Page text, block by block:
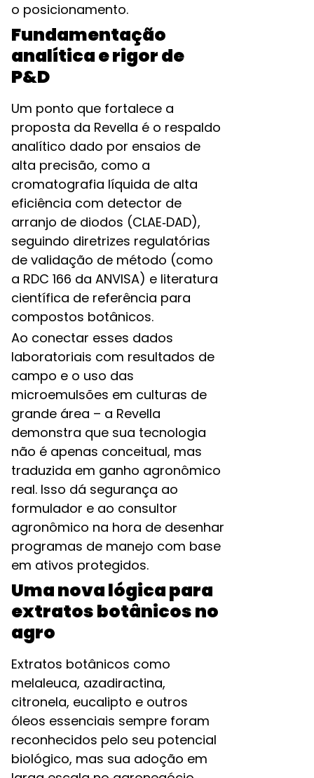
o posicionamento.
Fundamentação
analítica e rigor de
P&D
Um ponto que fortalece a
proposta da Revella é o respaldo
analítico dado por ensaios de
alta precisão, como a
cromatografia líquida de alta
eficiência com detector de
arranjo de diodos (CLAE‑DAD),
seguindo diretrizes regulatórias
de validação de método (como
a RDC 166 da ANVISA) e literatura
científica de referência para
compostos botânicos.
Ao conectar esses dados
laboratoriais com resultados de
campo e o uso das
microemulsões em culturas de
grande área – a Revella
demonstra que sua tecnologia
não é apenas conceitual, mas
traduzida em ganho agronômico
real. Isso dá segurança ao
formulador e ao consultor
agronômico na hora de desenhar
programas de manejo com base
em ativos protegidos.​
Uma nova lógica para
extratos botânicos no
agro
Extratos botânicos como
melaleuca, azadiractina,
citronela, eucalipto e outros
óleos essenciais sempre foram
reconhecidos pelo seu potencial
biológico, mas sua adoção em